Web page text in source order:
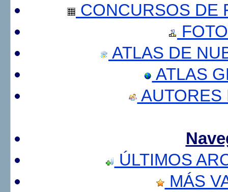
CONCURSOS DE
ATLAS DE
ATLAS
AUTORES
ÚLTIMOS
MÁS